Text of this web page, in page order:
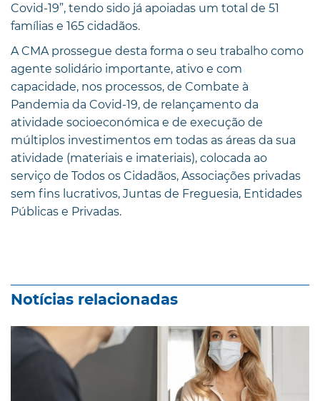
Covid-19”, tendo sido já apoiadas um total de 51
famílias e 165 cidadãos.
A CMA prossegue desta forma o seu trabalho como
agente solidário importante, ativo e com
capacidade, nos processos, de Combate à
Pandemia da Covid-19, de relançamento da
atividade socioeconómica e de execução de
múltiplos investimentos em todas as áreas da sua
atividade (materiais e imateriais), colocada ao
serviço de Todos os Cidadãos, Associações privadas
sem fins lucrativos, Juntas de Freguesia, Entidades
Públicas e Privadas.
Notícias relacionadas